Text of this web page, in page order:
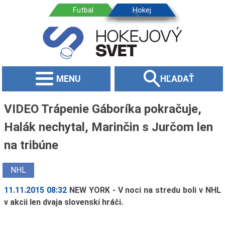
MENU HĽADAŤ
VIDEO Trápenie Gáboríka pokračuje,
Halák nechytal, Marinčin s Jurčom len
na tribúne
NHL
11.11.2015 08:32 NEW YORK - V noci na stredu boli v NHL
v akcii len dvaja slovenskí hráči.